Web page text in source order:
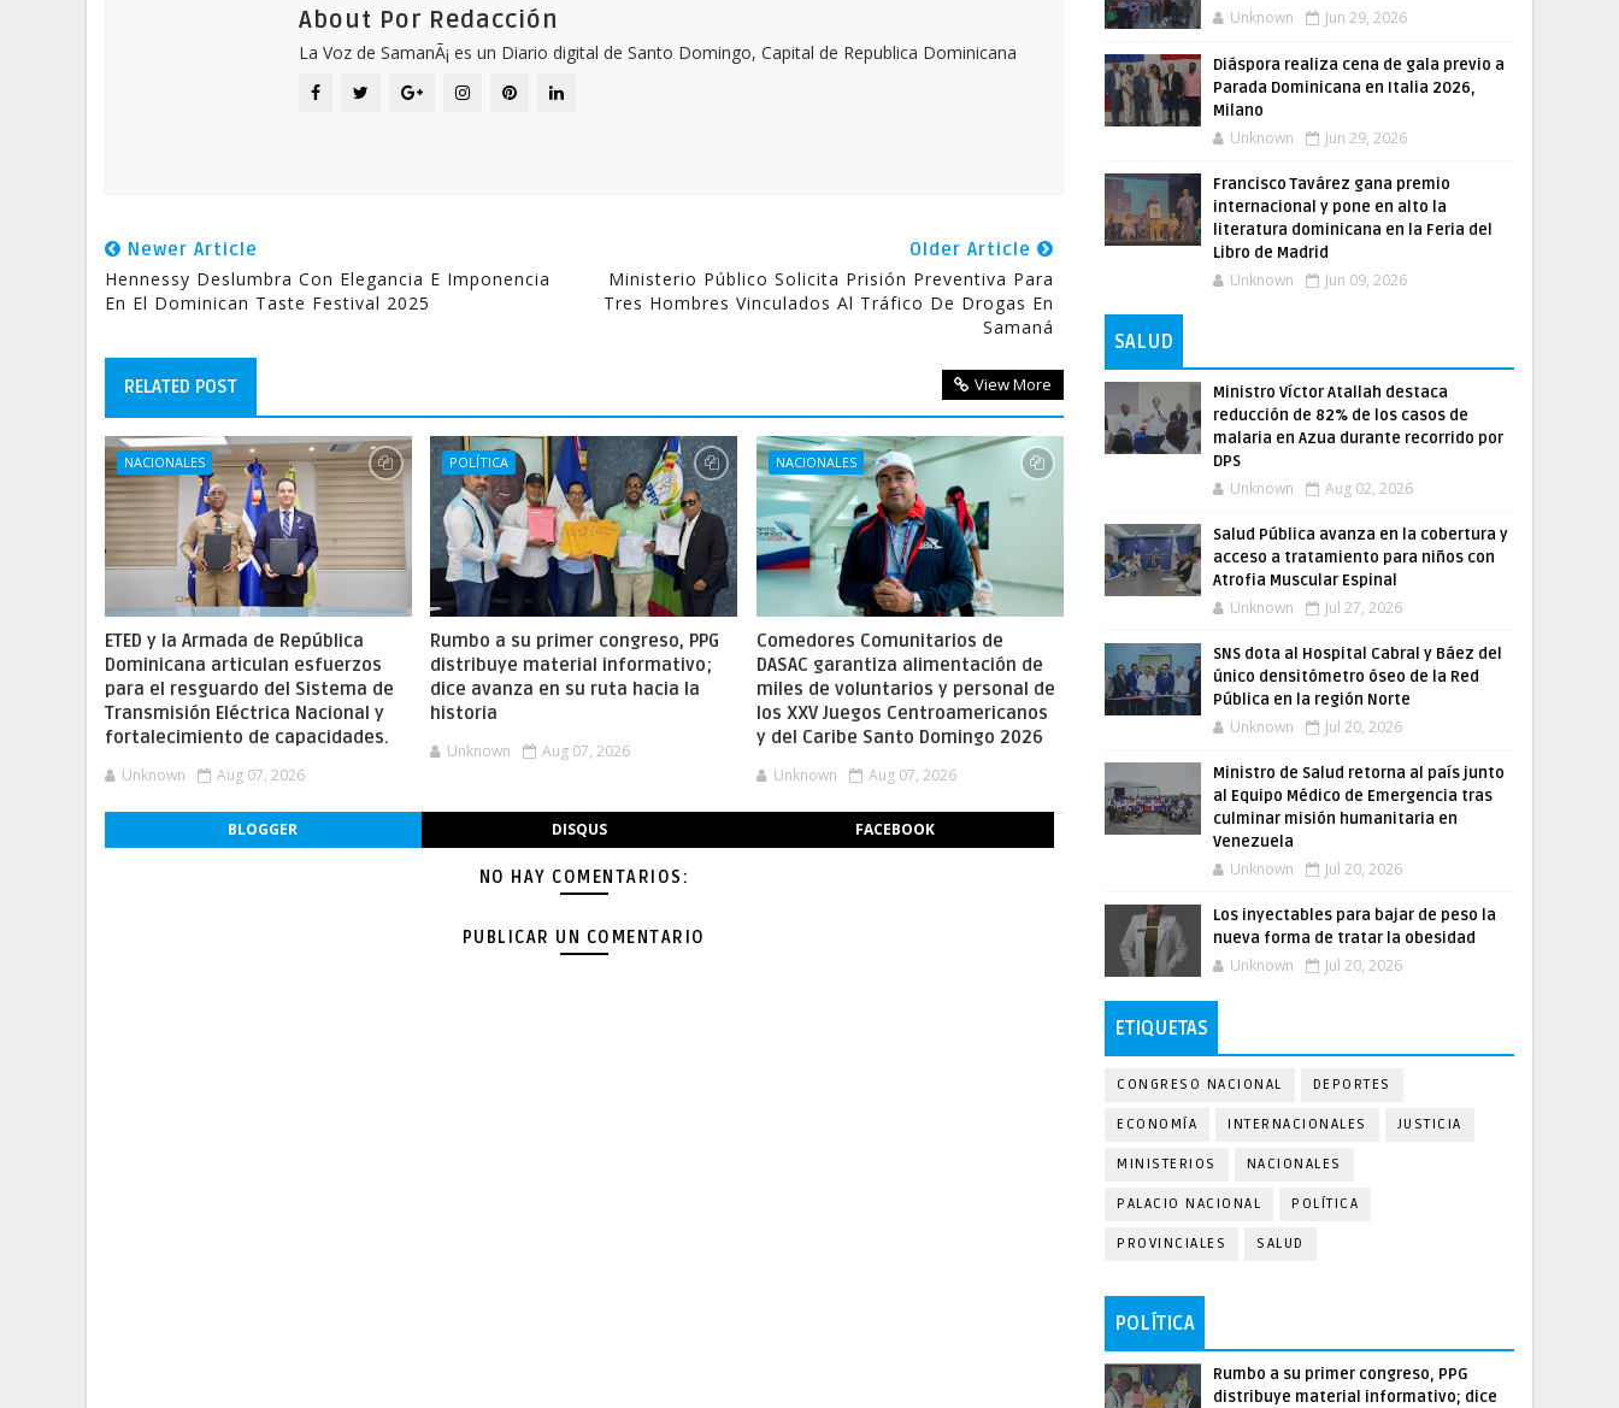
About Por Redacción
La Voz de SamanÃ¡ es un Diario digital de Santo Domingo, Capital de Republica Dominicana
Newer Article
Hennessy Deslumbra Con Elegancia E Imponencia
En El Dominican Taste Festival 2025
Older Article
Ministerio Público Solicita Prisión Preventiva Para
Tres Hombres Vinculados Al Tráfico De Drogas En
Samaná
RELATED POST View More
NACIONALES
ETED y la Armada de República
Dominicana articulan esfuerzos
para el resguardo del Sistema de
Transmisión Eléctrica Nacional y
fortalecimiento de capacidades.
Unknown Aug 07, 2026
POLÍTICA
Rumbo a su primer congreso, PPG
distribuye material informativo;
dice avanza en su ruta hacia la
historia
Unknown Aug 07, 2026
NACIONALES
Comedores Comunitarios de
DASAC garantiza alimentación de
miles de voluntarios y personal de
los XXV Juegos Centroamericanos
y del Caribe Santo Domingo 2026
Unknown Aug 07, 2026
BLOGGER DISQUS FACEBOOK
NO HAY COMENTARIOS:
PUBLICAR UN COMENTARIO
Unknown Jun 29, 2026
Diáspora realiza cena de gala previo a
Parada Dominicana en Italia 2026,
Milano
Unknown Jun 29, 2026
Francisco Tavárez gana premio
internacional y pone en alto la
literatura dominicana en la Feria del
Libro de Madrid
Unknown Jun 09, 2026
SALUD
Ministro Víctor Atallah destaca
reducción de 82% de los casos de
malaria en Azua durante recorrido por
DPS
Unknown Aug 02, 2026
Salud Pública avanza en la cobertura y
acceso a tratamiento para niños con
Atrofia Muscular Espinal
Unknown Jul 27, 2026
SNS dota al Hospital Cabral y Báez del
único densitómetro óseo de la Red
Pública en la región Norte
Unknown Jul 20, 2026
Ministro de Salud retorna al país junto
al Equipo Médico de Emergencia tras
culminar misión humanitaria en
Venezuela
Unknown Jul 20, 2026
Los inyectables para bajar de peso la
nueva forma de tratar la obesidad
Unknown Jul 20, 2026
ETIQUETAS
CONGRESO NACIONAL DEPORTES
ECONOMÍA INTERNACIONALES JUSTICIA
MINISTERIOS NACIONALES
PALACIO NACIONAL POLÍTICA
PROVINCIALES SALUD
POLÍTICA
Rumbo a su primer congreso, PPG
distribuye material informativo; dice